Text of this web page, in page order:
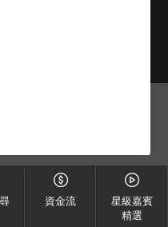
資金流
星級嘉賓
精選
構成任何建議。星展
券提供意見（定義見
例第571章））。因